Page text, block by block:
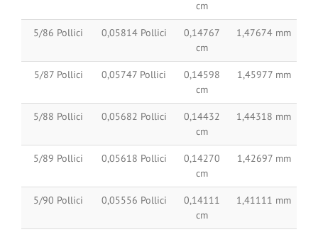
cm
5/86 Pollici 0,05814 Pollici
0,14767
cm
1,47674 mm
5/87 Pollici 0,05747 Pollici
0,14598
cm
1,45977 mm
5/88 Pollici 0,05682 Pollici
0,14432
cm
1,44318 mm
5/89 Pollici 0,05618 Pollici
0,14270
cm
1,42697 mm
5/90 Pollici 0,05556 Pollici
0,14111
cm
1,41111 mm